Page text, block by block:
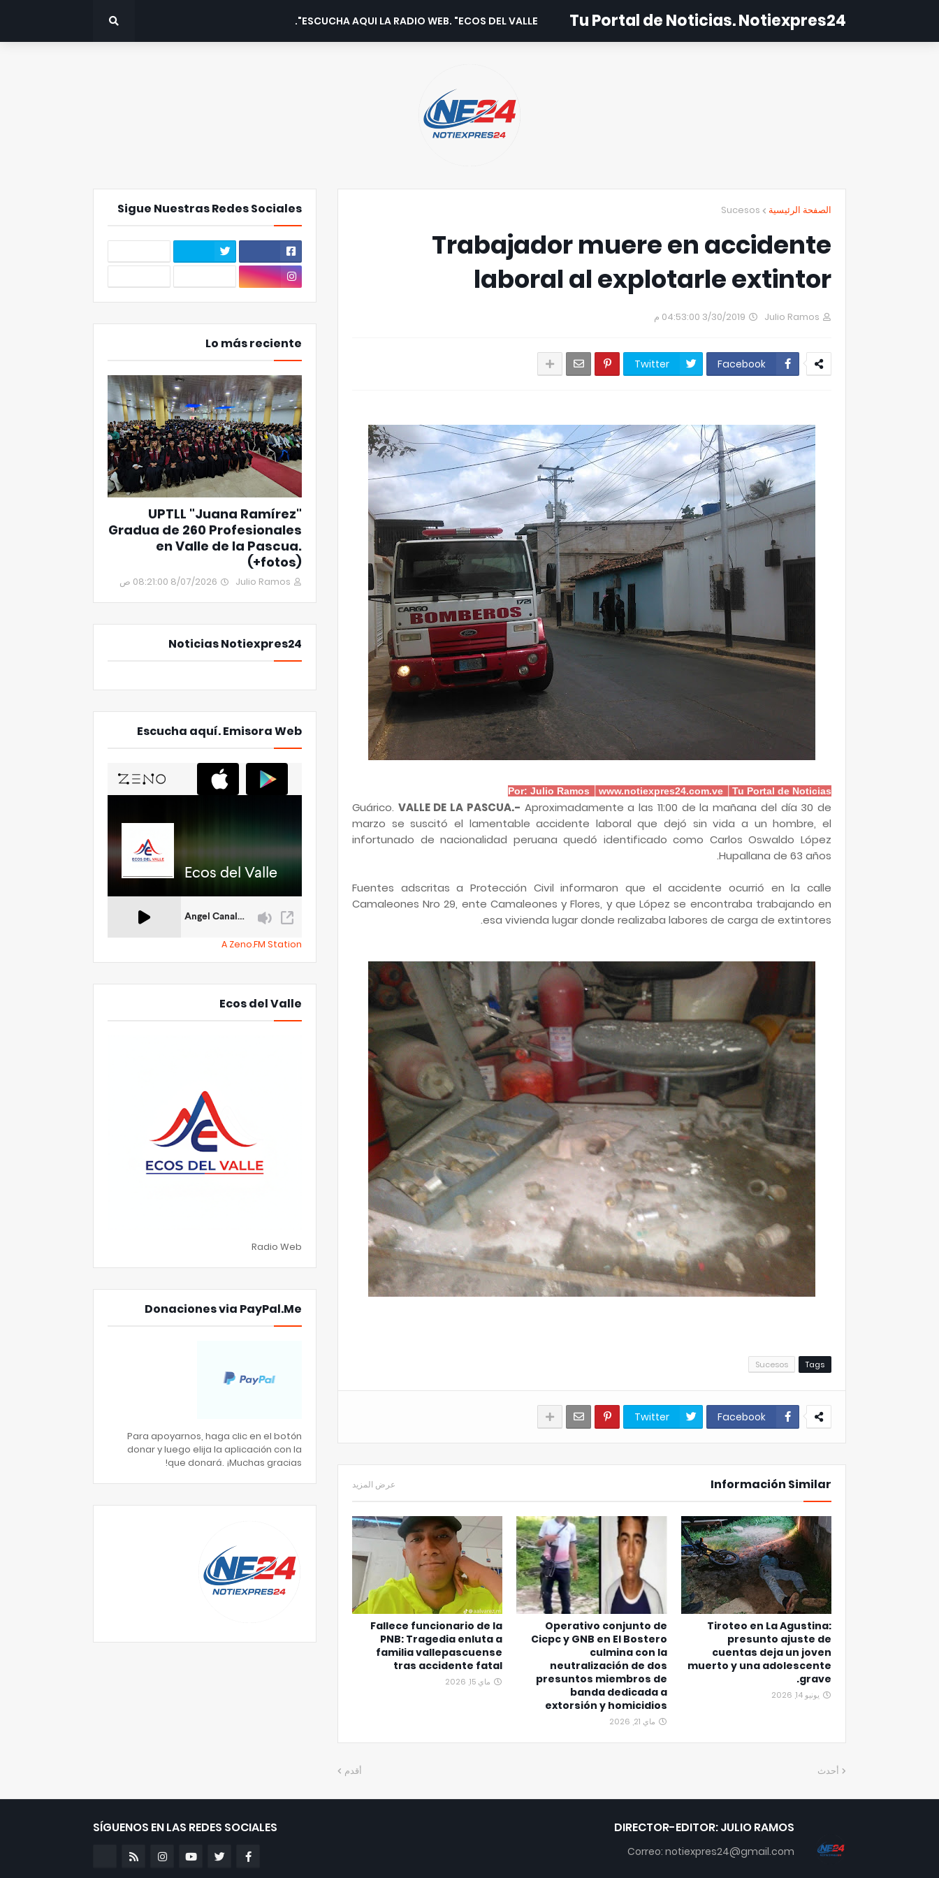
Tu Portal de Noticias. Notiexpres24
ESCUCHA AQUI LA RADIO WEB. "ECOS DEL VALLE".
الصفحة الرئيسية Sucesos
Trabajador muere en accidente
laboral al explotarle extintor
Julio Ramos 3/30/2019 04:53:00 م
Facebook
Twitter
Por: Julio Ramos │www.notiexpres24.com.ve │Tu Portal de Noticias
Guárico. VALLE DE LA PASCUA.- Aproximadamente a las 11:00 de la mañana del día 30 de
marzo se suscitó el lamentable accidente laboral que dejó sin vida a un hombre, el
infortunado de nacionalidad peruana quedó identificado como Carlos Oswaldo López
Hupallana de 63 años.
Fuentes adscritas a Protección Civil informaron que el accidente ocurrió en la calle
Camaleones Nro 29, ente Camaleones y Flores, y que López se encontraba trabajando en
esa vivienda lugar donde realizaba labores de carga de extintores.
Tags
Sucesos
Facebook
Twitter
Información Similar عرض المزيد
Tiroteo en La Agustina:
presunto ajuste de
cuentas deja un joven
muerto y una adolescente
grave.
يونيو 14, 2026
Operativo conjunto de
Cicpc y GNB en El Bostero
culmina con la
neutralización de dos
presuntos miembros de
banda dedicada a
extorsión y homicidios
ماي 21, 2026
Fallece funcionario de la
PNB: Tragedia enluta a
familia vallepascuense
tras accidente fatal
ماي 15, 2026
أحدث أقدم
Sigue Nuestras Redes Sociales
Lo más reciente
UPTLL "Juana Ramírez"
Gradua de 260 Profesionales
en Valle de la Pascua.
(+fotos)
Julio Ramos 8/07/2026 08:21:00 ص
Noticias Notiexpres24
Escucha aquí. Emisora Web
A Zeno.FM Station
Ecos del Valle
Radio Web
Donaciones via PayPal.Me
Para apoyarnos, haga clic en el botón
donar y luego elija la aplicación con la
que donará. ¡Muchas gracias!
DIRECTOR-EDITOR: JULIO RAMOS
Correo: notiexpres24@gmail.com
SÍGUENOS EN LAS REDES SOCIALES